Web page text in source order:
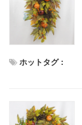
ホットタグ :